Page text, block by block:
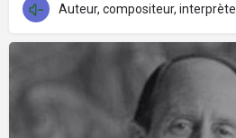
Auteur, compositeur, interprète